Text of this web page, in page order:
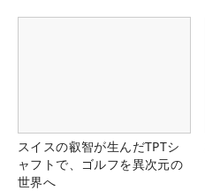
スイスの叡智が生んだTPTシ
ャフトで、ゴルフを異次元の
世界へ